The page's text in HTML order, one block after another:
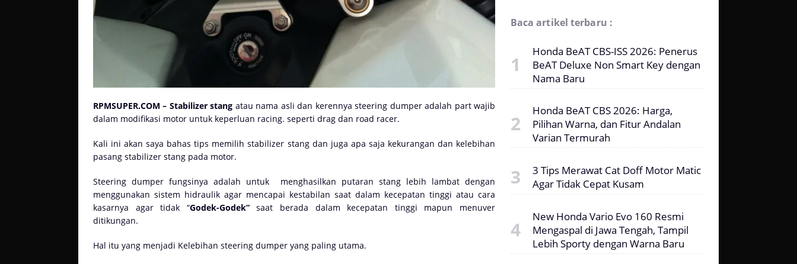
RPMSUPER.COM – Stabilizer stang atau nama asli dan kerennya steering dumper adalah part wajib
dalam modifikasi motor untuk keperluan racing. seperti drag dan road racer.
Kali ini akan saya bahas tips memilih stabilizer stang dan juga apa saja kekurangan dan kelebihan
pasang stabilizer stang pada motor.
Steering dumper fungsinya adalah untuk
menghasilkan putaran stang lebih lambat dengan
menggunakan sistem hidraulik agar mencapai kestabilan saat dalam kecepatan tinggi atau cara
kasarnya agar tidak “Godek-Godek”saat berada dalam kecepatan tinggi mapun menuver
ditikungan.
Hal itu yang menjadi Kelebihan steering dumper yang paling utama.
Baca artikel terbaru :
Honda BeAT CBS-ISS 2026: Penerus
BeAT Deluxe Non Smart Key dengan
Nama Baru
Honda BeAT CBS 2026: Harga,
Pilihan Warna, dan Fitur Andalan
Varian Termurah
3 Tips Merawat Cat Doff Motor Matic
Agar Tidak Cepat Kusam
New Honda Vario Evo 160 Resmi
Mengaspal di Jawa Tengah, Tampil
Lebih Sporty dengan Warna Baru